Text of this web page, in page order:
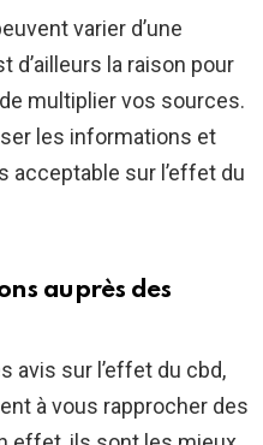
varier d’une
d’ailleurs la raison pour
multiplier vos sources.
les informations et
acceptable sur l’effet du
auprès des
avis sur l’effet du cbd,
à vous rapprocher des